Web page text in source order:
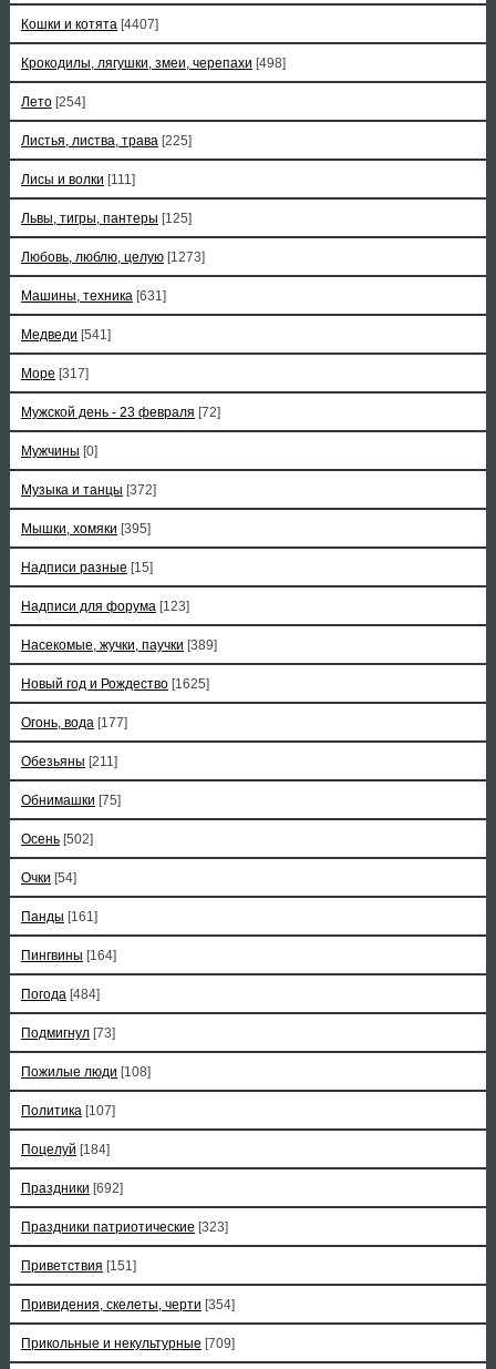
Кошки и котята [4407]
Крокодилы, лягушки, змеи, черепахи [498]
Лето [254]
Листья, листва, трава [225]
Лисы и волки [111]
Львы, тигры, пантеры [125]
Любовь, люблю, целую [1273]
Машины, техника [631]
Медведи [541]
Море [317]
Мужской день - 23 февраля [72]
Мужчины [0]
Музыка и танцы [372]
Мышки, хомяки [395]
Надписи разные [15]
Надписи для форума [123]
Насекомые, жучки, паучки [389]
Новый год и Рождество [1625]
Огонь, вода [177]
Обезьяны [211]
Обнимашки [75]
Осень [502]
Очки [54]
Панды [161]
Пингвины [164]
Погода [484]
Подмигнул [73]
Пожилые люди [108]
Политика [107]
Поцелуй [184]
Праздники [692]
Праздники патриотические [323]
Приветствия [151]
Привидения, скелеты, черти [354]
Прикольные и некультурные [709]